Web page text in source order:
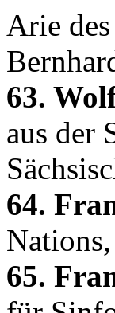
Arie
63.
aus der
64.
65.